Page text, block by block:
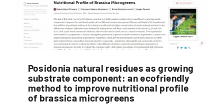
Posidonia natural residues as growing
substrate component: an ecofriendly
method to improve nutritional profile
of brassica microgreens